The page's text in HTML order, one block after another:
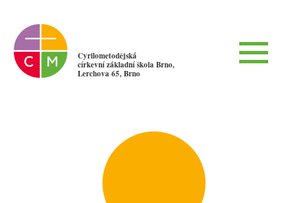
Cyrilometodějská
církevní základní škola Brno,
Lerchova 65, Brno